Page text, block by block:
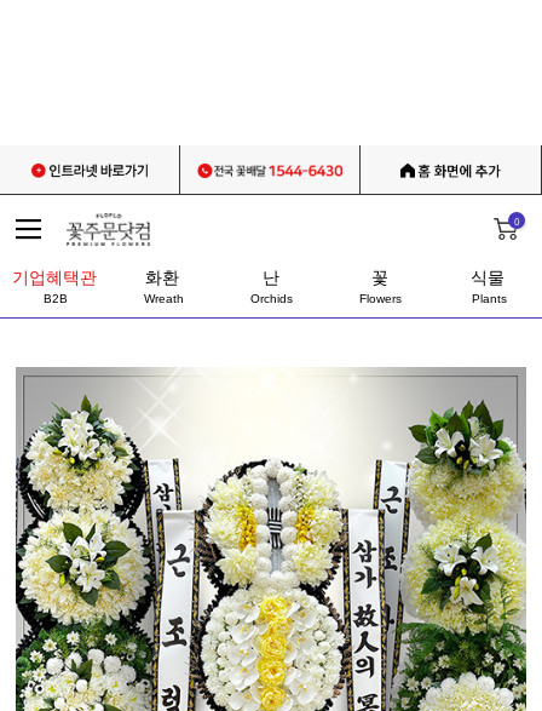
0
기업혜택관
B2B
화환
Wreath
난
Orchids
꽃
Flowers
식물
Plants